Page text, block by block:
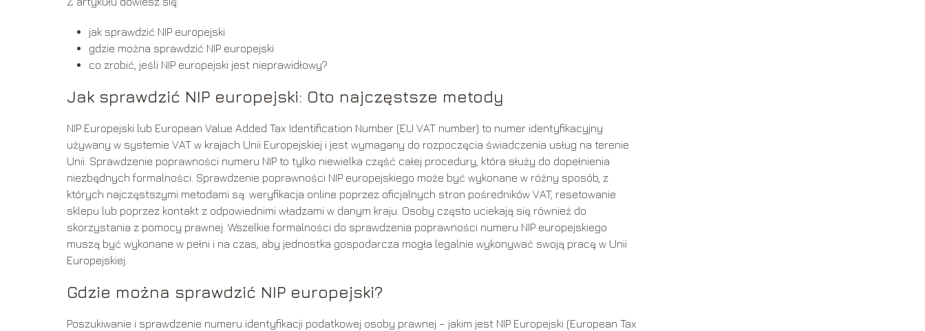
jak sprawdzić NIP europejski
gdzie można sprawdzić NIP europejski
co zrobić, jeśli NIP europejski jest nieprawidłowy?
Jak sprawdzić NIP europejski: Oto najczęstsze metody
NIP Europejski lub European Value Added Tax Identification Number (EU VAT number) to numer identyfikacyjny
używany w systemie VAT w krajach Unii Europejskiej i jest wymagany do rozpoczęcia świadczenia usług na terenie
Unii. Sprawdzenie poprawności numeru NIP to tylko niewielka część całej procedury, która służy do dopełnienia
niezbędnych formalności. Sprawdzenie poprawności NIP europejskiego może być wykonane w różny sposób, z
których najczęstszymi metodami są: weryfikacja online poprzez oficjalnych stron pośredników VAT, resetowanie
sklepu lub poprzez kontakt z odpowiednimi władzami w danym kraju. Osoby często uciekają się również do
skorzystania z pomocy prawnej. Wszelkie formalności do sprawdzenia poprawności numeru NIP europejskiego
muszą być wykonane w pełni i na czas, aby jednostka gospodarcza mogła legalnie wykonywać swoją pracę w Unii
Europejskiej.
Gdzie można sprawdzić NIP europejski?
Poszukiwanie i sprawdzenie numeru identyfikacji podatkowej osoby prawnej – jakim jest NIP Europejski (European Tax